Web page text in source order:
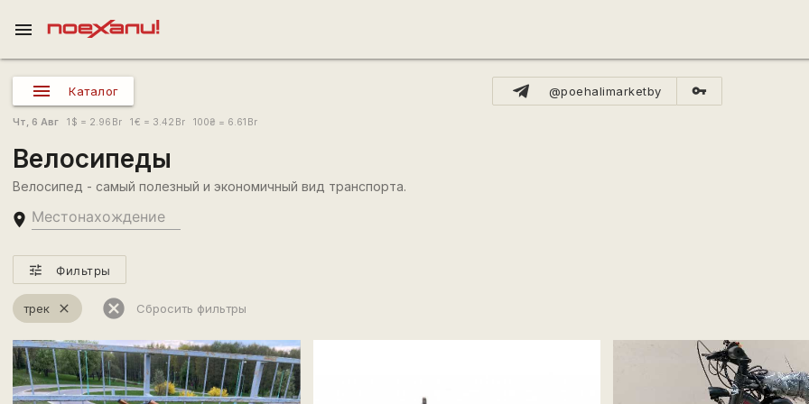
menu
Каталог @poehalimarketby vpn_key
Чт, 6 Авг 1 $ = 2.96 Br 1€ = 3.42 Br 100₴ = 6.61 Br
Велосипеды
Велосипед - самый полезный и экономичный вид транспорта.
place
tune Фильтры
трек close Сбросить фильтры
cancel